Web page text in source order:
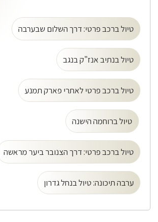
טיול ברכב פרטי: דרך השלום שבערבה
טיול בנתיב אנז"ק בנגב
טיול ברכב פרטי לאתרי פארק תמנע
טיול ברוחמה הישנה
טיול ברכב פרטי: דרך הצנובר ביער מראשה
ערבה תיכונה: טיול בנחל גדרון